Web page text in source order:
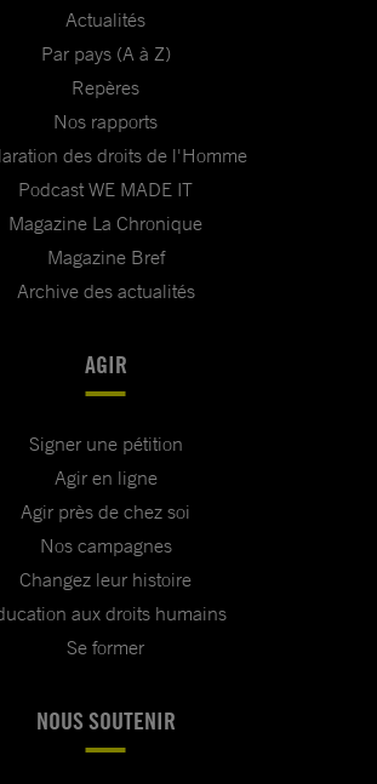
Actualités
Par pays (A à Z)
Repères
Nos rapports
des droits de l'Homme
Podcast WE MADE IT
Magazine La Chronique
Magazine Bref
Archive des actualités
AGIR
Signer une pétition
Agir en ligne
Agir près de chez soi
Nos campagnes
Changez leur histoire
aux droits humains
Se former
NOUS SOUTENIR